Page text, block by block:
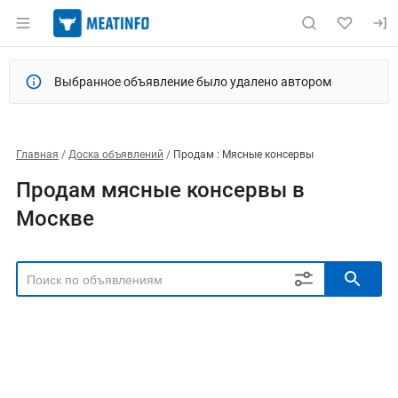
Выбранное объявление было удалено автором
Главная Доска объявлений Продам : Мясные консервы
Продам мясные консервы в
Москве